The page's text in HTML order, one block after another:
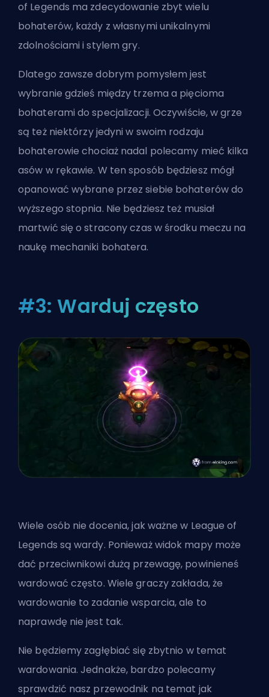
of Legends ma zdecydowanie zbyt wielu
bohaterów, każdy z własnymi unikalnymi
zdolnościami i stylem gry.
Dlatego zawsze dobrym pomysłem jest
wybranie gdzieś między trzema a pięcioma
bohaterami do specjalizacji. Oczywiście, w grze
są też niektórzy jedyni w swoim rodzaju
bohaterowie chociaż nadal polecamy mieć kilka
asów w rękawie. W ten sposób będziesz mógł
opanować wybrane przez siebie bohaterów do
wyższego stopnia. Nie będziesz też musiał
martwić się o stracony czas w środku meczu na
naukę mechaniki bohatera.
#3: Warduj często
Wiele osób nie docenia, jak ważne w League of
Legends są wardy. Ponieważ widok mapy może
dać przeciwnikowi dużą przewagę, powinieneś
wardować często. Wiele graczy zakłada, że
wardowanie to zadanie wsparcia, ale to
naprawdę nie jest tak.
Nie będziemy zagłębiać się zbytnio w temat
wardowania. Jednakże, bardzo polecamy
sprawdzić nasz przewodnik na temat jak